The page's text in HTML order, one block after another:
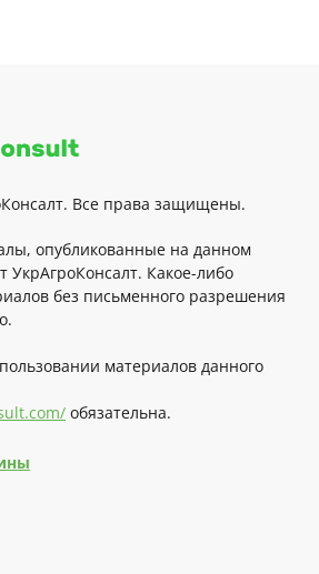
Все права защищены.
опубликованные на данном
УкрАгроКонсалт. Какое-либо
без письменного разрешения
материалов данного
обязательна.